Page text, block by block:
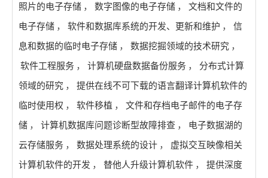
照片的电子存储 ， 数字图像的电子存储 ，
文档和文件的
电子存储 ， 软件和数据库系统的开发、更新和维护 ，
信
息和数据的临时电子存储 ， 数据挖掘领域的技术研究 ，
软件工程服务 ， 计算机硬盘数据备份服务 ，
分布式计算
领域的研究 ，
提供在线不可下载的语言翻译计算机软件的
临时使用权 ， 软件移植 ，
文件和存档电子邮件的电子存
储 ， 计算机数据库问题诊断型故障排查 ，
电子数据湖的
云存储服务 ， 数据处理系统的设计 ，
虚拟交互映像相关
计算机软件的开发 ， 替他人升级计算机软件 ，
提供深度